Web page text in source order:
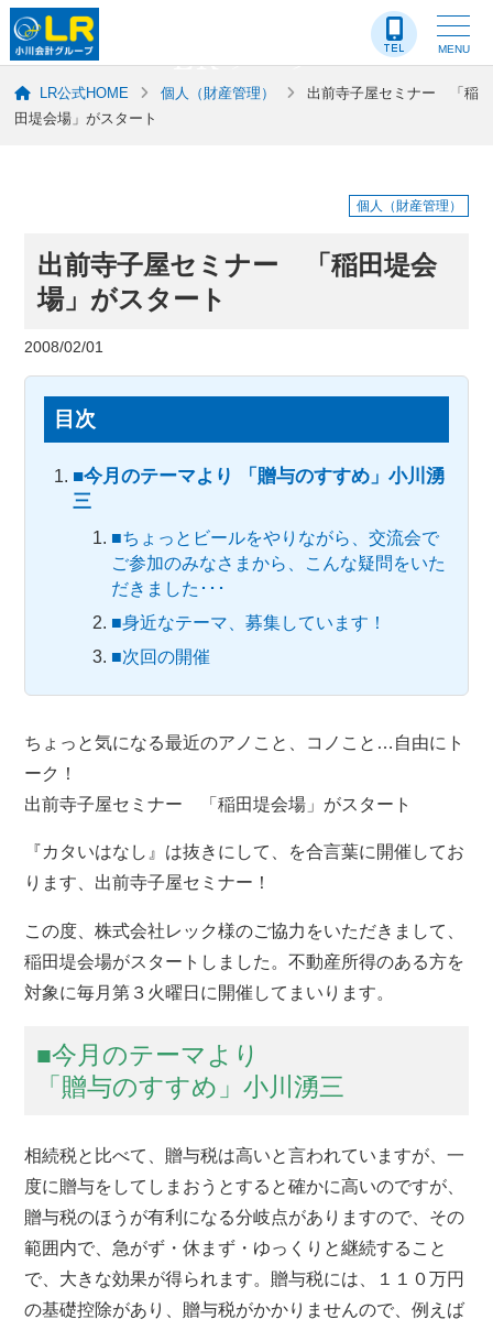
MENU
LR-ブログ
LR公式HOME 個人（財産管理）
出前寺子屋セミナー 「稲
田堤会場」がスタート
個人（財産管理）
出前寺子屋セミナー 「稲田堤会
場」がスタート
2008/02/01
目次
■今月のテーマより 「贈与のすすめ」小川湧
三
■ちょっとビールをやりながら、交流会で
ご参加のみなさまから、こんな疑問をいた
だきました･･･
■身近なテーマ、募集しています！
■次回の開催
ちょっと気になる最近のアノこと、コノこと…自由にト
ーク！
出前寺子屋セミナー 「稲田堤会場」がスタート
『カタいはなし』は抜きにして、を合言葉に開催してお
ります、出前寺子屋セミナー！
この度、株式会社レック様のご協力をいただきまして、
稲田堤会場がスタートしました。不動産所得のある方を
対象に毎月第３火曜日に開催してまいります。
■今月のテーマより
「贈与のすすめ」小川湧三
相続税と比べて、贈与税は高いと言われていますが、一
度に贈与をしてしまおうとすると確かに高いのですが、
贈与税のほうが有利になる分岐点がありますので、その
範囲内で、急がず・休まず・ゆっくりと継続すること
で、大きな効果が得られます。贈与税には、１１０万円
の基礎控除があり、贈与税がかかりませんので、例えば